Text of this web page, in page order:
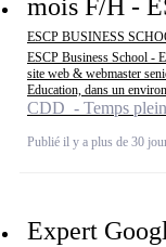
mois F/H -
ESCP BUSINESS
ESCP Business School -
site web & webmaster
Education, dans un
CDD - Temps plein
Publié il y a plus de 30
Expert